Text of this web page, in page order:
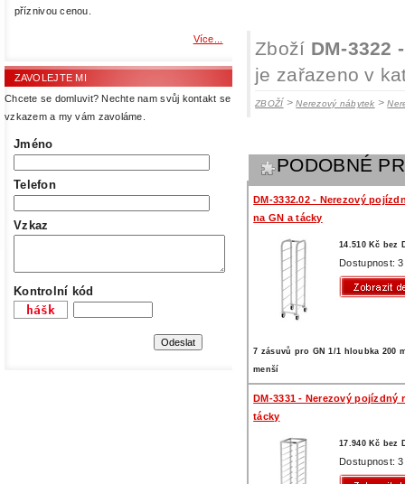
příznivou cenou.
Více...
ZAVOLEJTE MI
Chcete se domluvit? Nechte nam svůj kontakt se
vzkazem a my vám zavoláme.
Jméno
Telefon
Vzkaz
Kontrolní kód
Zboží DM-3322
je zařazeno v
ZBOŽÍ >Nerezový nábytek >
PODOBNÉ
DM-3332.02 - Nerezový
na GN a tácky
14.510 Kč bez
Dostupnost:
7 zásuvů pro GN 1/1 hloubka 200
menší
DM-3331 - Nerezový pojízdný
tácky
17.940 Kč bez
Dostupnost: